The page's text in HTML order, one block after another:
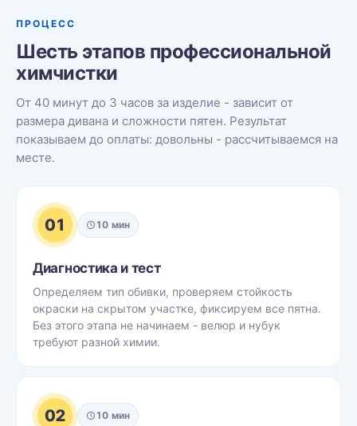
ПРОЦЕСС
Шесть этапов профессиональной
химчистки
От 40 минут до 3 часов за изделие - зависит от
размера дивана и сложности пятен. Результат
показываем до оплаты: довольны - рассчитываемся на
месте.
01 10 мин
Диагностика и тест
Определяем тип обивки, проверяем стойкость
окраски на скрытом участке, фиксируем все пятна.
Без этого этапа не начинаем - велюр и нубук
требуют разной химии.
02 10 мин